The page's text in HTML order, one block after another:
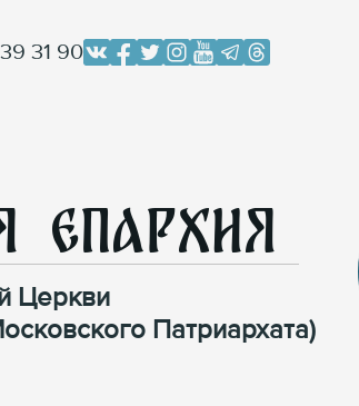
31 90
Епархия
Церкви
Патриархата)